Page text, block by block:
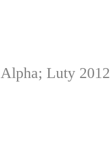
Luty 2012